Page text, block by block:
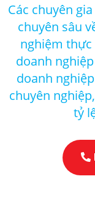
Các chuyên
chuyên sâu
nghiệm
doanh
doanh
chuyên
tỷ